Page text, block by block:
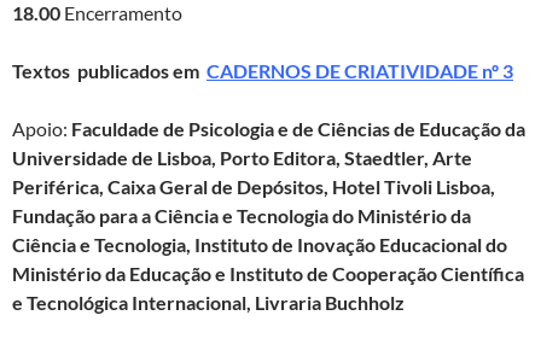
18.00 Encerramento
Textos publicados em CADERNOS DE CRIATIVIDADE nº 3
Apoio: Faculdade de Psicologia e de Ciências de Educação da
Universidade de Lisboa, Porto Editora, Staedtler, Arte
Periférica, Caixa Geral de Depósitos, Hotel Tivoli Lisboa,
Fundação para a Ciência e Tecnologia do Ministério da
Ciência e Tecnologia, Instituto de Inovação Educacional do
Ministério da Educação e Instituto de Cooperação Científica
e Tecnológica Internacional, Livraria Buchholz